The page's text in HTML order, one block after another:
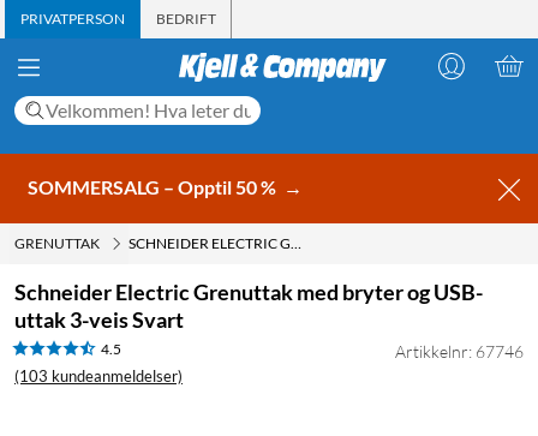
PRIVATPERSON BEDRIFT
SOMMERSALG – Opptil 50 % →
GRENUTTAK SCHNEIDER ELECTRIC GRENUTTAK MED BRYTER OG USB-UTTAK 3-VEIS SVART
Schneider Electric Grenuttak med bryter og USB-
uttak 3-veis Svart
4.5
(103 kundeanmeldelser)
Artikkelnr: 67746